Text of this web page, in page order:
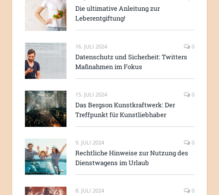
Die ultimative Anleitung zur
Leberentgiftung!
16. JULI 2024 0
Datenschutz und Sicherheit: Twitters
Maßnahmen im Fokus
15. JULI 2024 0
Das Bergson Kunstkraftwerk: Der
Treffpunkt für Kunstliebhaber
9. JULI 2024 0
Rechtliche Hinweise zur Nutzung des
Dienstwagens im Urlaub
8. JULI 2024 0